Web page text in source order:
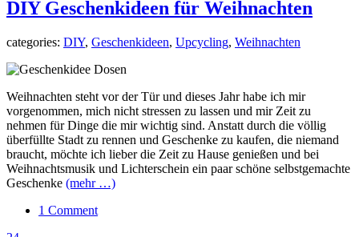
DIY Geschenkideen für Weihnachten
categories: DIY, Geschenkideen, Upcycling, Weihnachten
Weihnachten steht vor der Tür und dieses Jahr habe ich mir
vorgenommen, mich nicht stressen zu lassen und mir Zeit zu
nehmen für Dinge die mir wichtig sind. Anstatt durch die völlig
überfüllte Stadt zu rennen und Geschenke zu kaufen, die niemand
braucht, möchte ich lieber die Zeit zu Hause genießen und bei
Weihnachtsmusik und Lichterschein ein paar schöne selbstgemachte
Geschenke (mehr …)
1 Comment